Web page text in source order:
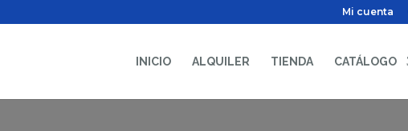
Mi cuenta
INICIO ALQUILER TIENDA CATÁLOGO